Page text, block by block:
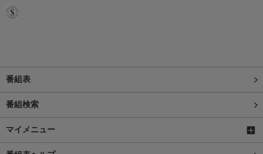
番組表
番組検索
マイメニュー